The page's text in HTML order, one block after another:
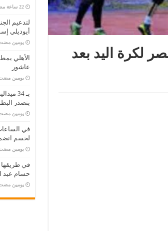
لكرة اليد بعد
‏22 ساعة مضت
لتدعيم
أيوديلي
‏يومين
الأهلي
عاشور
‏يومين
بـ 34
بتصدر
‏يومين
في
لحسم
‏يومين
في طريقها
حسام عبد
‏يومين